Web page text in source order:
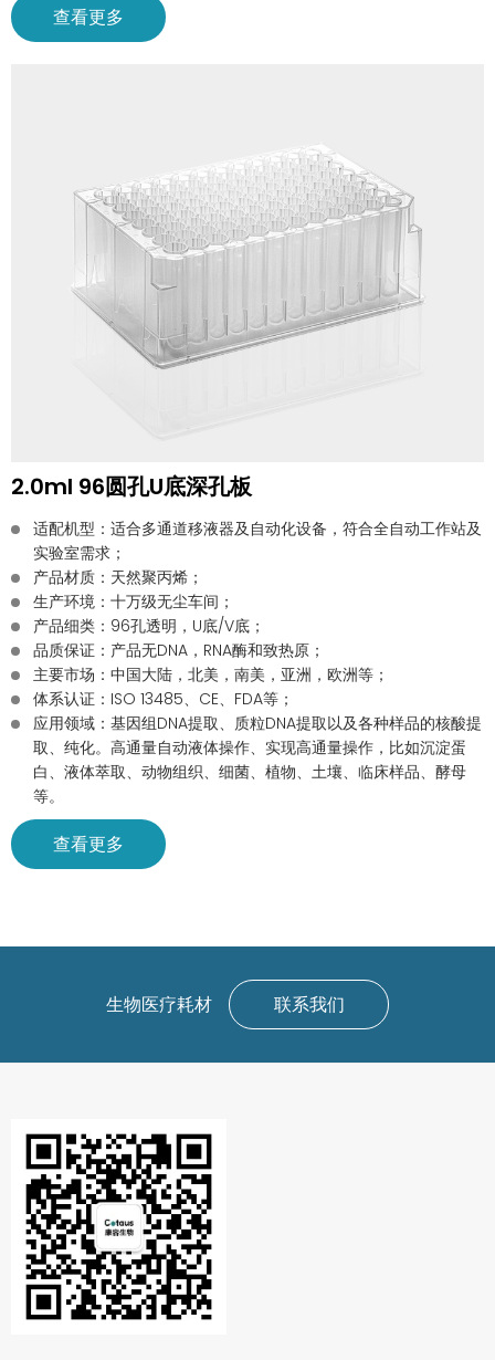
查看更多
2.0ml 96圆孔U底深孔板
适配机型：适合多通道移液器及自动化设备，符合全自动工作站及
实验室需求；
产品材质：天然聚丙烯；
生产环境：十万级无尘车间；
产品细类：96孔透明，U底/V底；
品质保证：产品无DNA，RNA酶和致热原；
主要市场：中国大陆，北美，南美，亚洲，欧洲等；
体系认证：ISO 13485、CE、FDA等；
应用领域：基因组DNA提取、质粒DNA提取以及各种样品的核酸提
取、纯化。高通量自动液体操作、实现高通量操作，比如沉淀蛋
白、液体萃取、动物组织、细菌、植物、土壤、临床样品、酵母
等。
查看更多
生物医疗耗材 联系我们